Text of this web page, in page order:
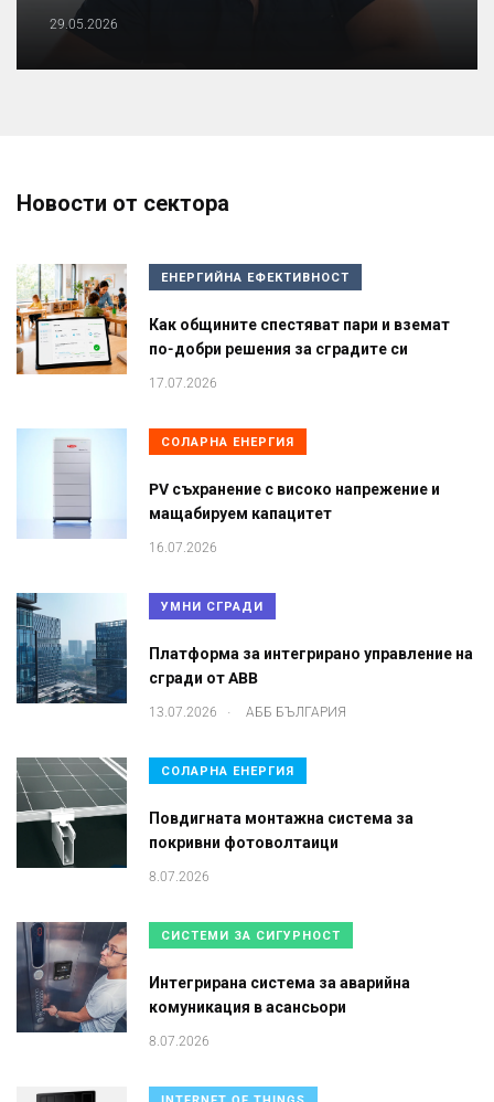
29.05.2026
Новости от сектора
ЕНЕРГИЙНА ЕФЕКТИВНОСТ
Как общините спестяват пари и вземат
по-добри решения за сградите си
17.07.2026
СОЛАРНА ЕНЕРГИЯ
PV съхранение с високо напрежение и
мащабируем капацитет
16.07.2026
УМНИ СГРАДИ
Платформа за интегрирано управление на
сгради от ABB
13.07.2026 . АББ БЪЛГАРИЯ
СОЛАРНА ЕНЕРГИЯ
Повдигната монтажна система за
покривни фотоволтаици
8.07.2026
СИСТЕМИ ЗА СИГУРНОСТ
Интегрирана система за аварийна
комуникация в асансьори
8.07.2026